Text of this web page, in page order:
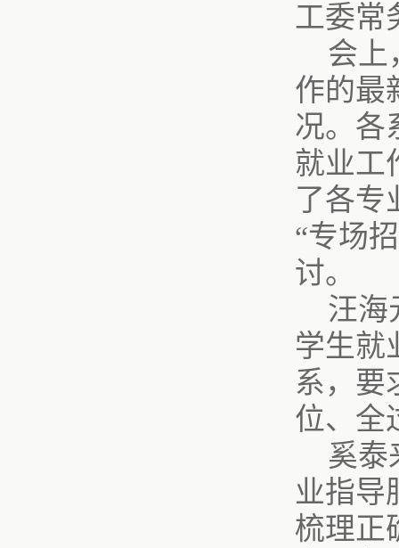
工委常
会上
作的最
况。 各
就业工
了各专
“专场
讨。
汪海
学生就
系，要
位、 全
奚泰
业指导
梳理正